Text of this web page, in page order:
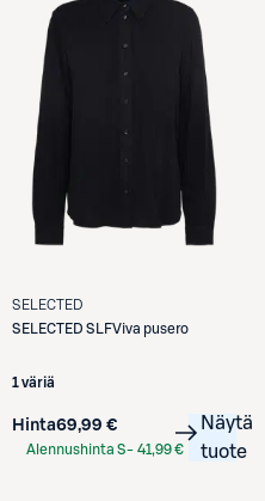
SELECTED
SELECTED SLFViva pusero
1 väriä
Hinta69,99 €
Alennushinta S- 41,99 €
Näytä
tuote